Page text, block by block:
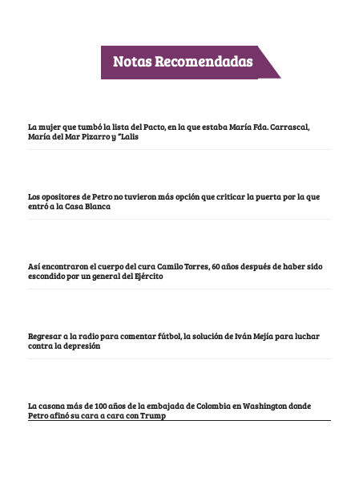
Notas Recomendadas
La mujer que tumbó la lista del Pacto, en la que estaba María Fda. Carrascal,
María del Mar Pizarro y “Lalis
Los opositores de Petro no tuvieron más opción que criticar la puerta por la que
entró a la Casa Blanca
Así encontraron el cuerpo del cura Camilo Torres, 60 años después de haber sido
escondido por un general del Ejército
Regresar a la radio para comentar fútbol, la solución de Iván Mejía para luchar
contra la depresión
La casona más de 100 años de la embajada de Colombia en Washington donde
Petro afinó su cara a cara con Trump